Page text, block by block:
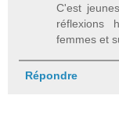
C'est
réflexions
femmes et
Répondre